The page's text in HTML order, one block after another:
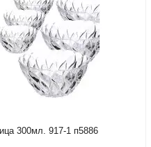
Вареничница 300мл. 917-1 п5886